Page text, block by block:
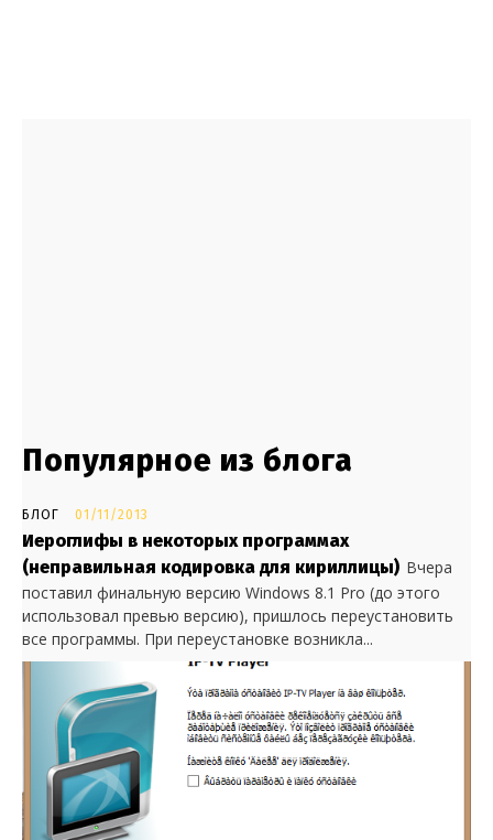
Популярное из блога
БЛОГ 01/11/2013
Иероглифы в некоторых программах
(неправильная кодировка для кириллицы) Вчера
поставил финальную версию Windows 8.1 Pro (до этого
использовал превью версию), пришлось переустановить
все программы. При переустановке возникла...